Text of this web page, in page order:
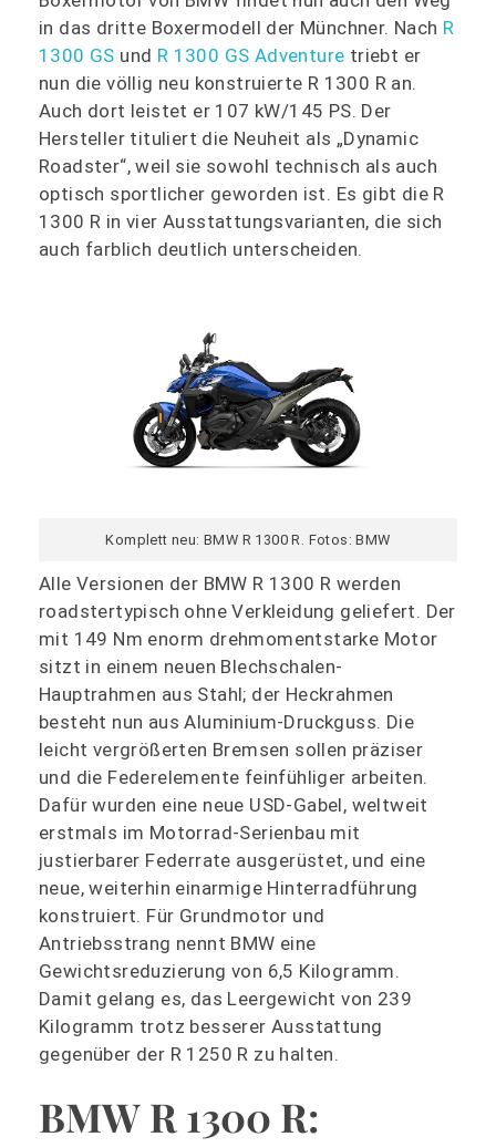
in das dritte Boxermodell der Münchner. Nach R
1300 GS und R 1300 GS Adventure triebt er
nun die völlig neu konstruierte R 1300 R an.
Auch dort leistet er 107 kW/145 PS. Der
Hersteller tituliert die Neuheit als „Dynamic
Roadster“, weil sie sowohl technisch als auch
optisch sportlicher geworden ist. Es gibt die R
1300 R in vier Ausstattungsvarianten, die sich
auch farblich deutlich unterscheiden.
Komplett neu: BMW R 1300 R. Fotos: BMW
Alle Versionen der BMW R 1300 R werden
roadstertypisch ohne Verkleidung geliefert. Der
mit 149 Nm enorm drehmomentstarke Motor
sitzt in einem neuen Blechschalen-
Hauptrahmen aus Stahl; der Heckrahmen
besteht nun aus Aluminium-Druckguss. Die
leicht vergrößerten Bremsen sollen präziser
und die Federelemente feinfühliger arbeiten.
Dafür wurden eine neue USD-Gabel, weltweit
erstmals im Motorrad-Serienbau mit
justierbarer Federrate ausgerüstet, und eine
neue, weiterhin einarmige Hinterradführung
konstruiert. Für Grundmotor und
Antriebsstrang nennt BMW eine
Gewichtsreduzierung von 6,5 Kilogramm.
Damit gelang es, das Leergewicht von 239
Kilogramm trotz besserer Ausstattung
gegenüber der R 1250 R zu halten.
BMW R 1300 R: